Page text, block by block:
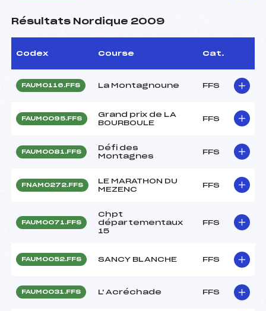
Résultats Nordique 2009
Codex Course Cat.
FAUM0116.FFS La Montagnoune FFS
FAUM0095.FFS
Grand prix de LA
BOURBOULE
FFS
FAUM0081.FFS
Défi des
Montagnes
FFS
FNAM0272.FFS
LE MARATHON DU
MEZENC
FFS
FAUM0071.FFS
Chpt
départementaux
15
FFS
FAUM0052.FFS SANCY BLANCHE FFS
FAUM0031.FFS L' Acréchade FFS